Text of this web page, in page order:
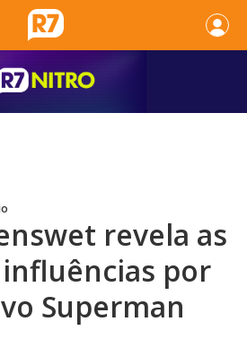
revela as
por
Superman